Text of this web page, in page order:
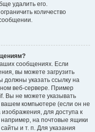
удалить его.
количество
сообщениях. Если
вы можете загрузить
указать ссылку на
веб-сервере. Пример
Вы не можете указывать
компьютере (если он не
для доступа к
на почтовые ящики
и т. п. Для указания